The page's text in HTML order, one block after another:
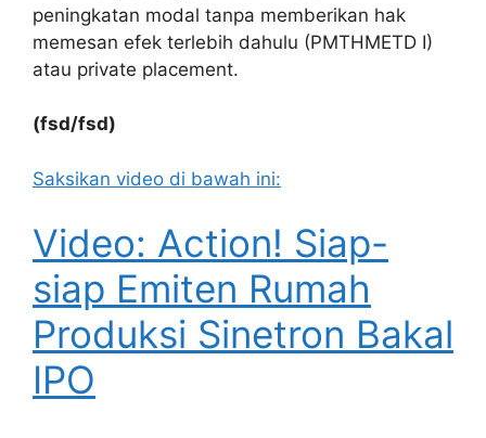
peningkatan modal tanpa memberikan hak
memesan efek terlebih dahulu (PMTHMETD I)
atau private placement.
(fsd/fsd)
Saksikan video di bawah ini:
Video: Action! Siap-
siap Emiten Rumah
Produksi Sinetron Bakal
IPO